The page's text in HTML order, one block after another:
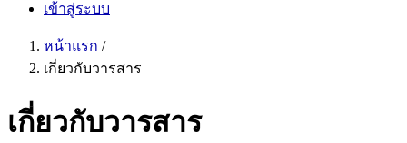
เข้าสู่ระบบ
หน้าแรก /
เกี่ยวกับวารสาร
เกี่ยวกับวารสาร